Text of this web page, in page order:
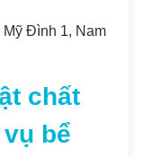
Đình 1, Nam
chất
bể